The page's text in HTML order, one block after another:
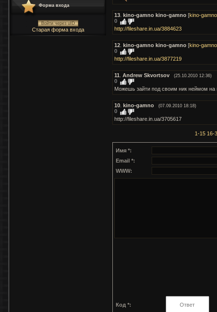
Форма входа
Войти через uID
Старая форма входа
13 kino-gamno kino-gamno [kino-gamno
0
http://fileshare.in.ua/3884623
12 kino-gamno kino-gamno [kino-gamno
0
http://fileshare.in.ua/3877219
11 Andrew Skvortsov (25.10.2010 12:36)
0
Можешь зайти под своим ник неймом на
10 kino-gamno (07.09.2010 18:18)
0
http://fileshare.in.ua/3705617
1-15 16-
Имя *:
Email *:
WWW:
Код *: